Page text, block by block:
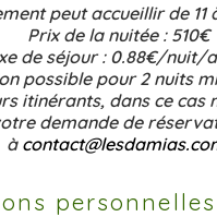
peut accueillir de 11
Prix de la nuitée : 510€
de séjour : 0.88€/nuit/
possible pour 2 nuits
itinérants, dans ce cas
demande de
à
personnelles